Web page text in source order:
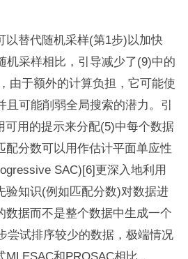
以替代随机采样(第1步)以加快
机采样相比，引导减少了(9)中的
由于额外的计算负担，它可能使
且可能削弱全局搜索的潜力。引
可用的提示来分配(5)中每个数据
配分数可以用作估计平面单应性
SAC)[6]更深入地利用
验知识(例如匹配分数)对数据进
数据而不是整个数据中生成一个
尝试排序较少的数据，极端情况
和PROSAC相比，